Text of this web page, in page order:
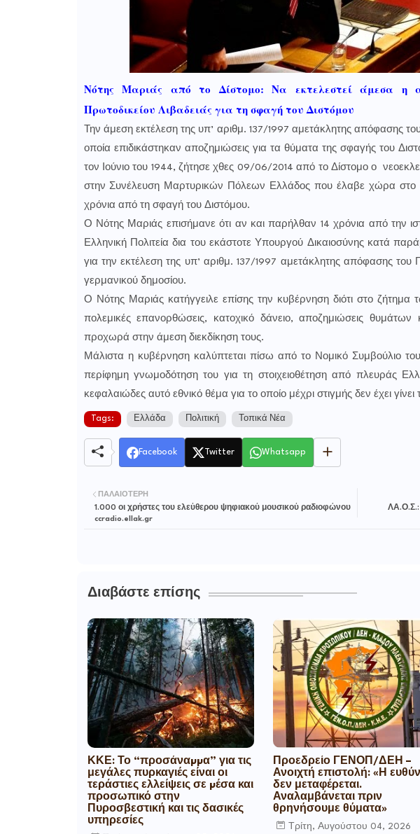
Νότης Μαριάς από το Δίστομο: Να εκτελεστεί άμεσα η
Πρωτοδικείου Λιβαδειάς για τη σφαγή του Διστόμου
Την άμεση εκτέλεση της υπ’ αριθμ. 137/1997 αμετάκλητης απόφασης
οποία επιδικάστηκαν αποζημιώσεις για τα θύματα της σφαγής του
τον Ιούνιο του 1944, ζήτησε χθες 09/06/2014 από το Δίστομο ο
στην Συνέλευση Μαρτυρικών Πόλεων Ελλάδος που έλαβε χώρα στο
χρόνια από τη σφαγή του Διστόμου.
Ο Νότης Μαριάς επισήμανε ότι αν και παρήλθαν 14 χρόνια από την
Ελληνική Πολιτεία δια του εκάστοτε Υπουργού Δικαιοσύνης κατά
για την εκτέλεση της υπ’ αριθμ. 137/1997 αμετάκλητης απόφασης του
γερμανικού δημοσίου.
Ο Νότης Μαριάς κατήγγειλε επίσης την κυβέρνηση διότι στο
πολεμικές επανορθώσεις, κατοχικό δάνειο, αποζημιώσεις
προχωρά στην άμεση διεκδίκηση τους.
Μάλιστα η κυβέρνηση καλύπτεται πίσω από το Νομικό Συμβούλιο
περίφημη γνωμοδότηση του για τη στοιχειοθέτηση από πλευράς
κεφαλαιώδες αυτό εθνικό θέμα για το οποίο μέχρι στιγμής δεν έχει γίνει
Tags: Ελλάδα Πολιτική Τοπικά Νέα
Facebook Twitter Whatsapp
ΛΑ.Ο.Σ.:
ΠΑΛΑΙΌΤΕΡΗ
1.000 οι χρήστες του ελεύθερου ψηφιακού μουσικού ραδιοφώνου
ccradio.ellak.gr
Διαβάστε επίσης
ΚΚΕ: Το “προσάναµµα” για τις
μεγάλες πυρκαγιές είναι οι
τεράστιες ελλείψεις σε µέσα και
προσωπικό στην
Πυροσβεστική και τις δασικές
υπηρεσίες
Προεδρείο ΓΕΝΟΠ/ΔΕΗ –
Ανοιχτή επιστολή: «Η
δεν μεταφέρεται.
Αναλαμβάνεται πριν
θρηνήσουμε θύματα»
Τρίτη, Αυγούστου 04, 2026